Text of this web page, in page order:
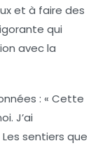
et à faire des
qui
avec la
: « Cette
J’ai
sentiers que